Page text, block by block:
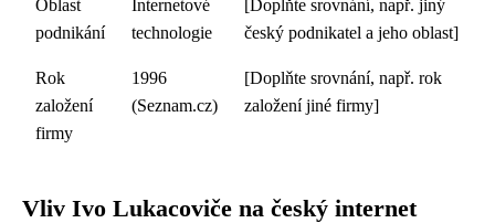
Oblast
podnikání
Internetové
technologie
[Doplňte srovnání, např. jiný
český podnikatel a jeho oblast]
Rok
založení
firmy
1996
(Seznam.cz)
[Doplňte srovnání, např. rok
založení jiné firmy]
Vliv Ivo Lukacoviče na český internet